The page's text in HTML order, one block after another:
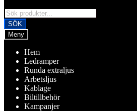
Products
search
SÖK
Meny
Hem
Ledramper
Runda extraljus
Arbetsljus
Kablage
Biltillbehör
Kampanjer